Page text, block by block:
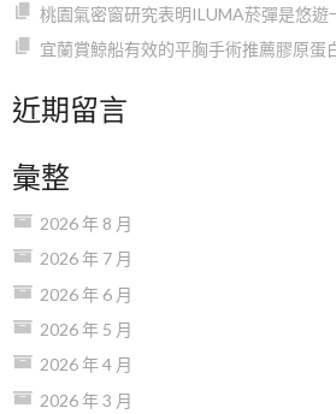
桃園氣密窗研究表明ILUMA菸彈是悠遊
宜蘭賞鯨船有效的平胸手術推薦膠原蛋
近期留言
彙整
2026 年 8 月
2026 年 7 月
2026 年 6 月
2026 年 5 月
2026 年 4 月
2026 年 3 月